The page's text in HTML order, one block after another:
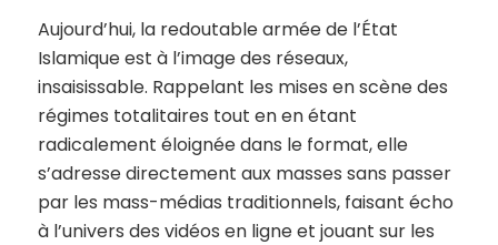
Aujourd’hui, la redoutable armée de l’État
Islamique est à l’image des réseaux,
insaisissable. Rappelant les mises en scène des
régimes totalitaires tout en en étant
radicalement éloignée dans le format, elle
s’adresse directement aux masses sans passer
par les mass-médias traditionnels, faisant écho
à l’univers des vidéos en ligne et jouant sur les